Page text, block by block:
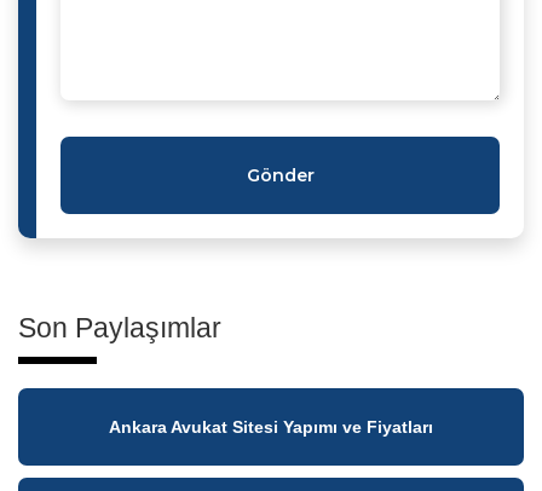
Gönder
Son Paylaşımlar
Ankara Avukat Sitesi Yapımı ve Fiyatları